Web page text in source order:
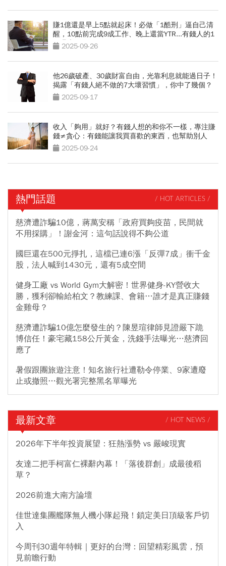
賺1億還是早上5點就起床！必做「1酷刑」逼自己清
醒，10點前完成9成工作、晚上還當YTR...有錢人的1
天曝光
2025-09-26
他26歲破產、30歲財富自由，光靠利息就能過日子！
揭露「有錢人絕不做的7大壞習慣」，你中了幾個？
2025-09-17
收入「夠用」就好？有錢人想的和你不一樣，專注賺
錢≠貪心：有錢能讓我買喜歡的東西，也幫助別人
2025-09-24
熱門話題 / HOT ARTICLES /
慈濟遭詐騙10億，蔣萬安稱「政府買夠疫苗，民間就
不用採購」！謝金河：這句話說得不夠公道
國巨還在500元掙扎，這檔已連6漲「反彈7成」衝千金
股，法人喊到1430元，還有5成空間
健身工廠 vs World Gym大解密！世界健身-KY營收大
勝，獲利卻輸給柏文？教練課、會籍…誰才是真正賺錢
金雞母？
慈濟遭詐騙10億怎麼發生的？陳昱瑄律師見證嚴下跪
博信任！豪宅藏158公斤黃金，洗錢手法曝光…慈濟回
應了
暑假跟團旅遊注意！知名旅行社遭勒令停業、9家遭廢
止或撤照…觀光署完整黑名單曝光
最新文章 / HOT NEWS /
2026年下半年投資展望：狂熱漲勢 vs 嚴峻現實
友達二把手柯富仁裸辭內幕！「落後群創」成最後稻
草？
2026前進大南方論壇
佳世達集團艦隊無人機小隊起飛！鎖定美日頂級客戶切
入
今周刊30週年特輯｜更好的台灣：回望精彩風雲，預
見前瞻行動